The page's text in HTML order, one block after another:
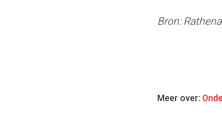
Bron:
Meer over: